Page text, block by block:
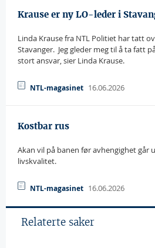
Krause er ny LO-leder i
Linda Krause fra NTL Politiet har tatt
Stavanger.  Jeg gleder meg til å ta fatt
stort ansvar, sier Linda Krause.
NTL-magasinet 16.06.2026
Kostbar rus
Akan vil på banen før avhengighet går
livskvalitet.
NTL-magasinet 16.06.2026
Relaterte saker